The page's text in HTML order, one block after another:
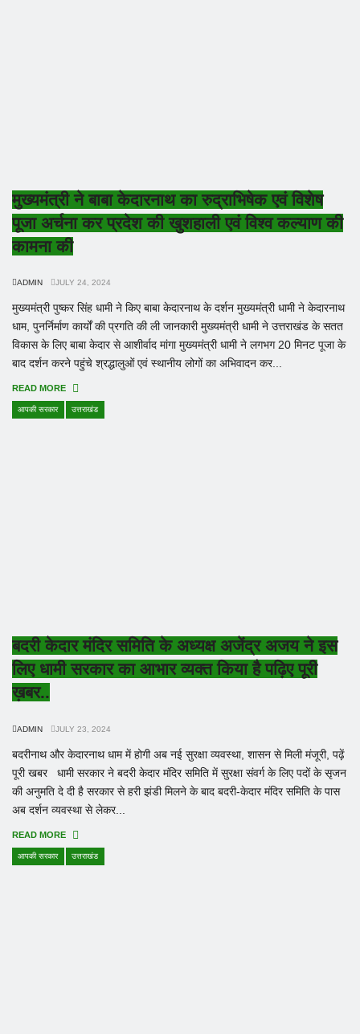
मुख्यमंत्री ने बाबा केदारनाथ का रुद्राभिषेक एवं विशेष
पूजा अर्चना कर प्रदेश की खुशहाली एवं विश्व कल्याण की
कामना की
ADMIN JULY 24, 2024
मुख्यमंत्री पुष्कर सिंह धामी ने किए बाबा केदारनाथ के दर्शन मुख्यमंत्री धामी ने केदारनाथ
धाम, पुनर्निर्माण कार्यों की प्रगति की ली जानकारी मुख्यमंत्री धामी ने उत्तराखंड के सतत
विकास के लिए बाबा केदार से आशीर्वाद मांगा मुख्यमंत्री धामी ने लगभग 20 मिनट पूजा के
बाद दर्शन करने पहुंचे श्रद्धालुओं एवं स्थानीय लोगों का अभिवादन कर...
READ MORE
आपकी सरकार उत्तराखंड
बदरी केदार मंदिर समिति के अध्यक्ष अजेंद्र अजय ने इस
लिए धामी सरकार का आभार व्यक्त किया है पढ़िए पूरी
ख़बर..
ADMIN JULY 23, 2024
बदरीनाथ और केदारनाथ धाम में होगी अब नई सुरक्षा व्यवस्था, शासन से मिली मंजूरी, पढ़ें
पूरी खबर धामी सरकार ने बदरी केदार मंदिर समिति में सुरक्षा संवर्ग के लिए पदों के सृजन
की अनुमति दे दी है सरकार से हरी झंडी मिलने के बाद बदरी-केदार मंदिर समिति के पास
अब दर्शन व्यवस्था से लेकर...
READ MORE
आपकी सरकार उत्तराखंड